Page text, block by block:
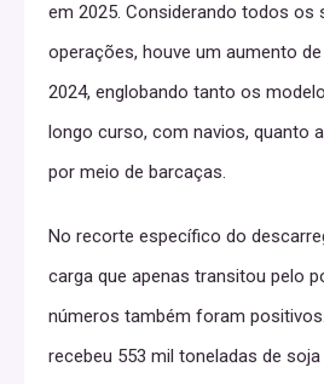
em 2025. Considerando todos os
operações, houve um aumento
2024, englobando tanto os
longo curso, com navios, quanto
por meio de barcaças.
No recorte específico do
carga que apenas transitou pelo
números também foram
recebeu 553 mil toneladas de